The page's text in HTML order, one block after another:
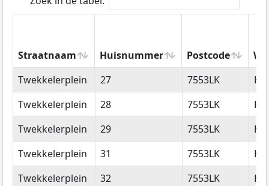
Straatnaam Huisnummer Postcode
Straatnaam
Huisnummer Postcode
Twekkelerplein 27 7553LK
Twekkelerplein
28 7553LK
Twekkelerplein
29 7553LK
Twekkelerplein
31 7553LK
Twekkelerplein
32 7553LK